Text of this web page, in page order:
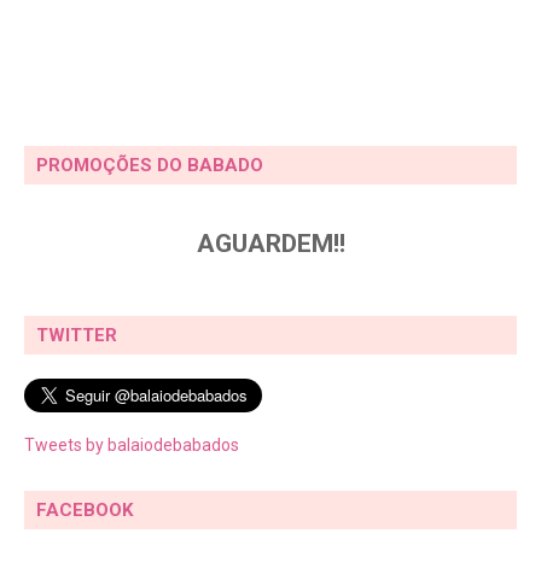
PROMOÇÕES DO BABADO
AGUARDEM!!
TWITTER
Tweets by balaiodebabados
FACEBOOK